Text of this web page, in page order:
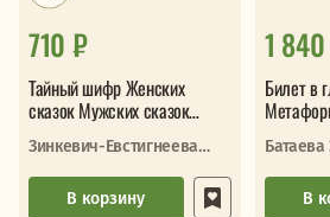
710 ₽
Тайный шифр Женских
сказок Мужских сказок
Сказки отношений
Зинкевич-Евстигнеева
В корзину
1
Билет в
В